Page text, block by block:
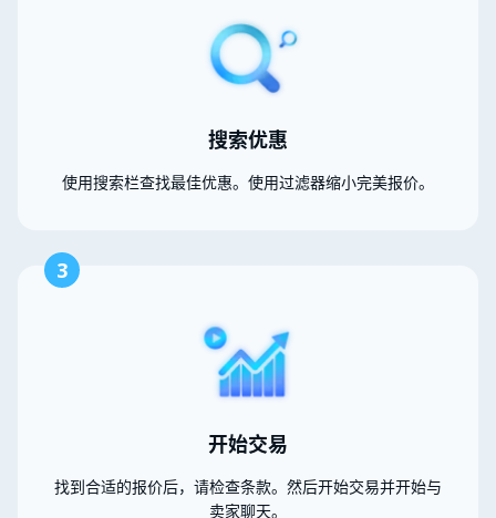
搜索优惠
使用搜索栏查找最佳优惠。使用过滤器缩小完美报价。
3
开始交易
找到合适的报价后，请检查条款。然后开始交易并开始与
卖家聊天。